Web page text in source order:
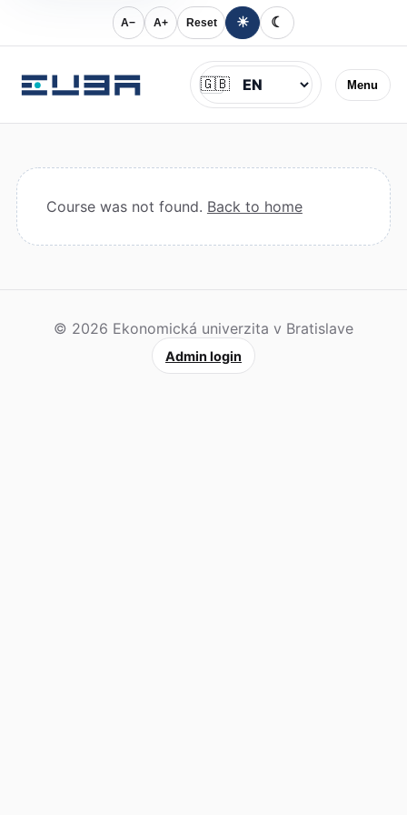
A− A+ Reset ☀ ☾
Menu
Jazyk
🇬🇧
Course was not found. Back to home
© 2026 Ekonomická univerzita v Bratislave
Admin login